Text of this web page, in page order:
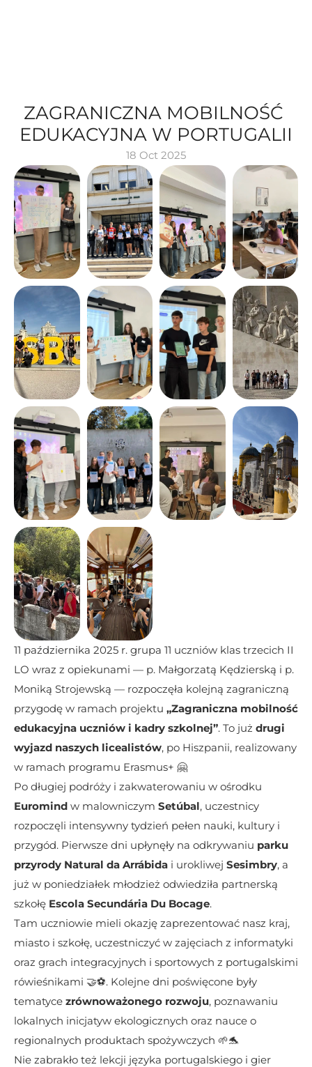
ZAGRANICZNA MOBILNOŚĆ
EDUKACYJNA W PORTUGALII
18 Oct 2025
11 października 2025 r. grupa 11 uczniów klas trzecich II
LO wraz z opiekunami — p. Małgorzatą Kędzierską i p.
Moniką Strojewską — rozpoczęła kolejną zagraniczną
przygodę w ramach projektu „Zagraniczna mobilność
edukacyjna uczniów i kadry szkolnej”. To już drugi
wyjazd naszych licealistów, po Hiszpanii, realizowany
w ramach programu Erasmus+ 🤗
Euromind w malowniczym Setúbal, uczestnicy
rozpoczęli intensywny tydzień pełen nauki, kultury i
przygód. Pierwsze dni upłynęły na odkrywaniu parku
przyrody Natural da Arrábida i urokliwej Sesimbry, a
już w poniedziałek młodzież odwiedziła partnerską
szkołę Escola Secundária Du Bocage.
Tam uczniowie mieli okazję zaprezentować nasz kraj,
miasto i szkołę, uczestniczyć w zajęciach z informatyki
oraz grach integracyjnych i sportowych z portugalskimi
rówieśnikami 🤝⚽. Kolejne dni poświęcone były
tematyce zrównoważonego rozwoju, poznawaniu
lokalnych inicjatyw ekologicznych oraz nauce o
regionalnych produktach spożywczych 🌱🐬
Nie zabrakło też lekcji języka portugalskiego i gier